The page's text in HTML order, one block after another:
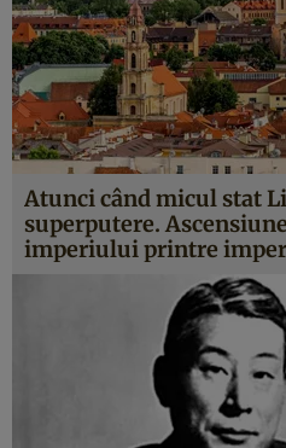
Atunci când micul stat
superputere.
imperiului printre